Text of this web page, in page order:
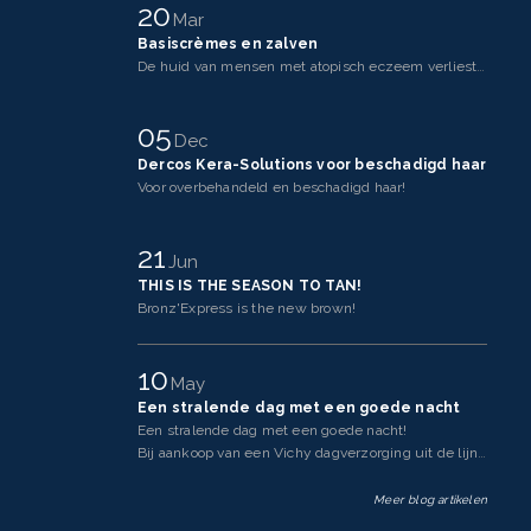
20Mar
Basiscrèmes en zalven
De huid van mensen met atopisch eczeem verliest makkelijker vocht dan een gezonde huid. Dit komt doo
05Dec
Dercos Kera-Solutions voor beschadigd haar
Voor overbehandeld en beschadigd haar!
21Jun
THIS IS THE SEASON TO TAN!
Bronz'Express is the new brown!
10May
Een stralende dag met een goede nacht
Een stralende dag met een goede nacht!
Bij aankoop van een Vichy dagverzorging uit de lijnen Neovadi
Meer blog artikelen